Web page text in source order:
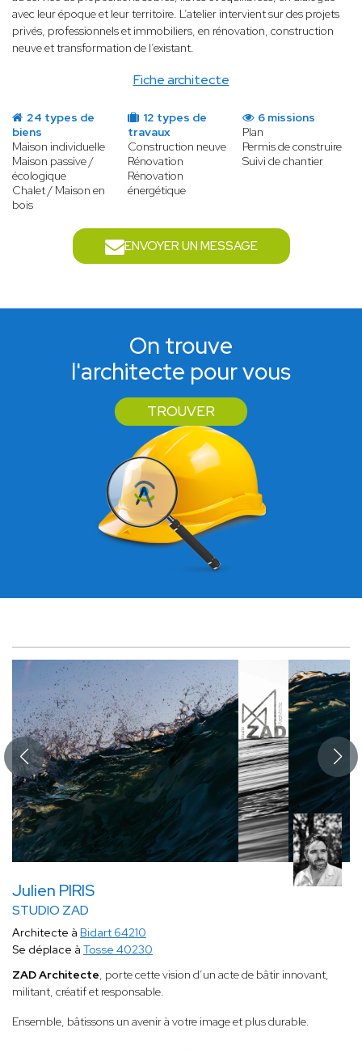
Fiche architecte
avec leur époque et leur territoire. L’atelier intervient sur des projets
privés, professionnels et immobiliers, en rénovation, construction
neuve et transformation de l’existant.
24 types de
biens
Maison individuelle
Maison passive /
écologique
Chalet / Maison en
bois
12 types de
travaux
Construction neuve
Rénovation
Rénovation
énergétique
6 missions
Plan
Permis de construire
Suivi de chantier
ENVOYER UN MESSAGE
On trouve
l'architecte pour vous
TROUVER
Julien PIRIS
STUDIO ZAD
Architecte à Bidart 64210
Se déplace à Tosse 40230
ZAD Architecte, porte cette vision d’un acte de bâtir innovant,
militant, créatif et responsable.
Ensemble, bâtissons un avenir à votre image et plus durable.